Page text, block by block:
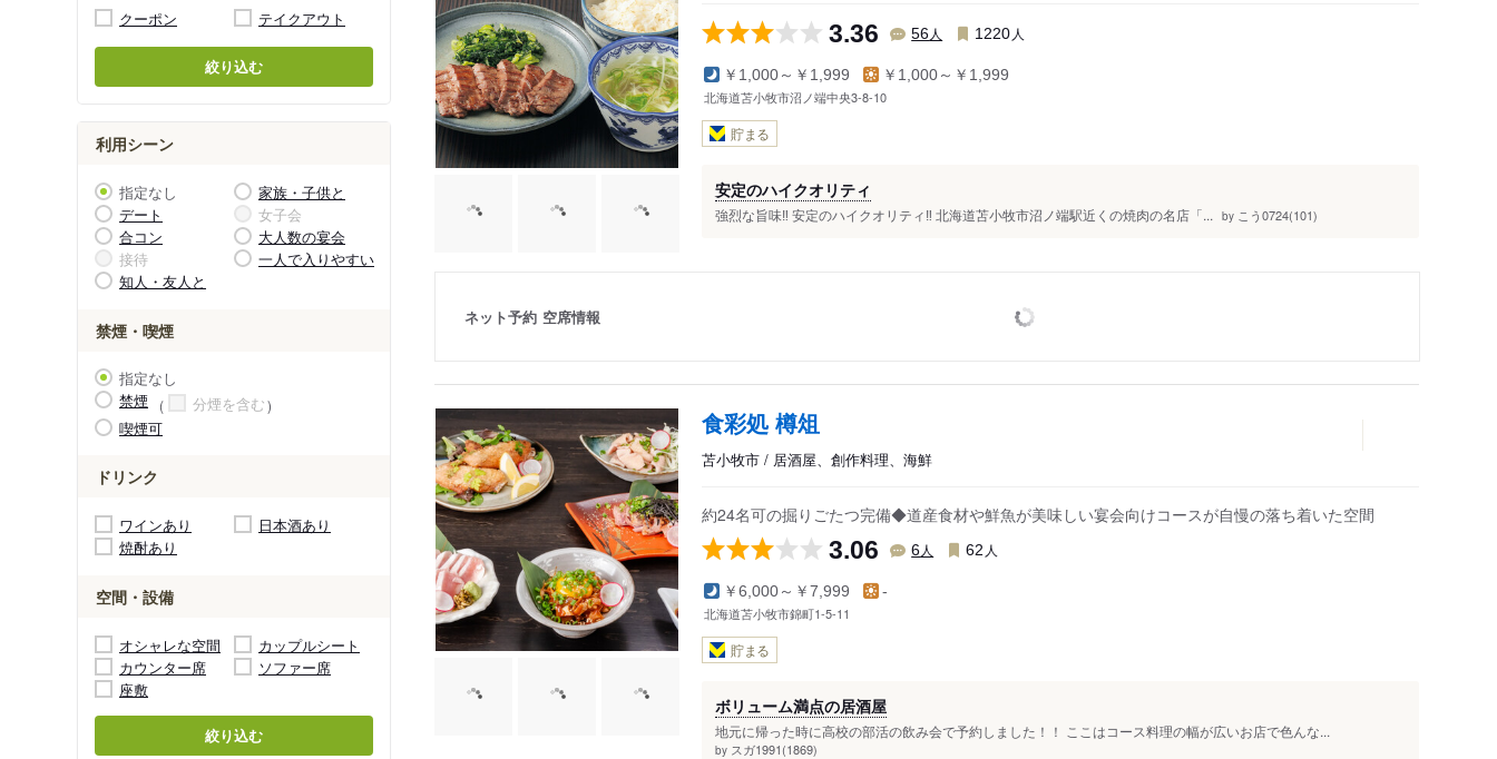
クーポン
テイクアウト
絞り込む
利用シーン
指定なし
家族・子供と
デート
女子会
合コン
大人数の宴会
接待
一人で入りやすい
知人・友人と
禁煙・喫煙
指定なし
禁煙
分煙を含む
喫煙可
ドリンク
ワインあり
日本酒あり
焼酎あり
空間・設備
オシャレな空間
カップルシート
カウンター席
ソファー席
座敷
絞り込む
3.36 56人 1220 人
￥1,000～￥1,999
￥1,000～￥1,999
北海道苫小牧市沼ノ端中央3-8-10
貯まる
安定のハイクオリティ
強烈な旨味‼️ 安定のハイクオリティ‼️ 北海道苫小牧市沼ノ端駅近くの焼肉の名店「... by こう0724(101)
ネット予約 空席情報
食彩処 樽俎
苫小牧市 / 居酒屋、創作料理、海鮮
約24名可の掘りごたつ完備◆道産食材や鮮魚が美味しい宴会向けコースが自慢の落ち着いた空間
3.06 6人 62 人
￥6,000～￥7,999
-
北海道苫小牧市錦町1-5-11
貯まる
ボリューム満点の居酒屋
地元に帰った時に高校の部活の飲み会で予約しました！！ ここはコース料理の幅が広いお店で色んな...
by スガ1991(1869)